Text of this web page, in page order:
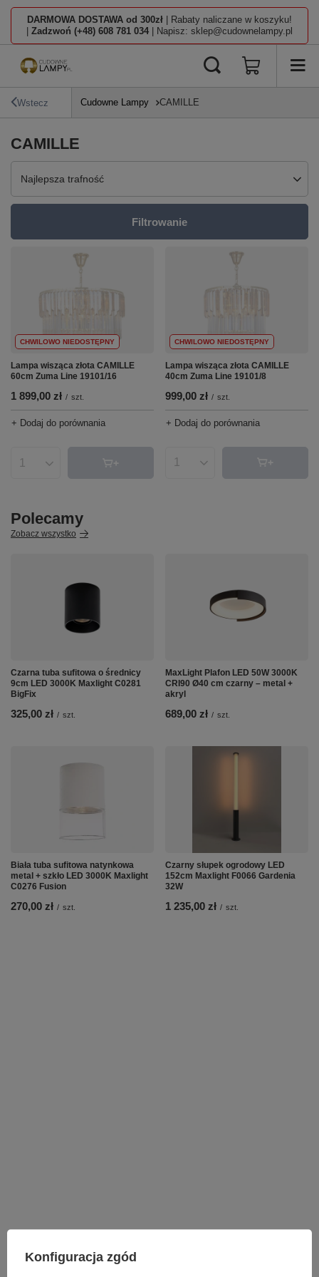
DARMOWA DOSTAWA od 300zł | Rabaty naliczane w koszyku!
Zadzwoń (+48) 608 781 034 | Napisz: sklep@cudownelampy.pl
Wstecz Cudowne Lampy CAMILLE
CAMILLE
Zmień sortowanie
Najlepsza trafność
Filtrowanie
CHWILOWO NIEDOSTĘPNY
Lampa wisząca złota CAMILLE
60cm Zuma Line 19101/16
1 899,00 zł / szt.
+ Dodaj do porównania
Ilość produktów
CHWILOWO NIEDOSTĘPNY
Lampa wisząca złota CAMILLE
40cm Zuma Line 19101/8
999,00 zł / szt.
+ Dodaj do porównania
Ilość produktów
Polecamy
Zobacz wszystko
Czarna tuba sufitowa o średnicy
9cm LED 3000K Maxlight C0281
BigFix
325,00 zł / szt.
MaxLight Plafon LED 50W 3000K
CRI90 Ø40 cm czarny – metal +
akryl
689,00 zł / szt.
Biała tuba sufitowa natynkowa
metal + szkło LED 3000K Maxlight
C0276 Fusion
270,00 zł / szt.
Czarny słupek ogrodowy LED
152cm Maxlight F0066 Gardenia
32W
1 235,00 zł / szt.
LAMPY WEWNĘTRZNE
Konfiguracja zgód